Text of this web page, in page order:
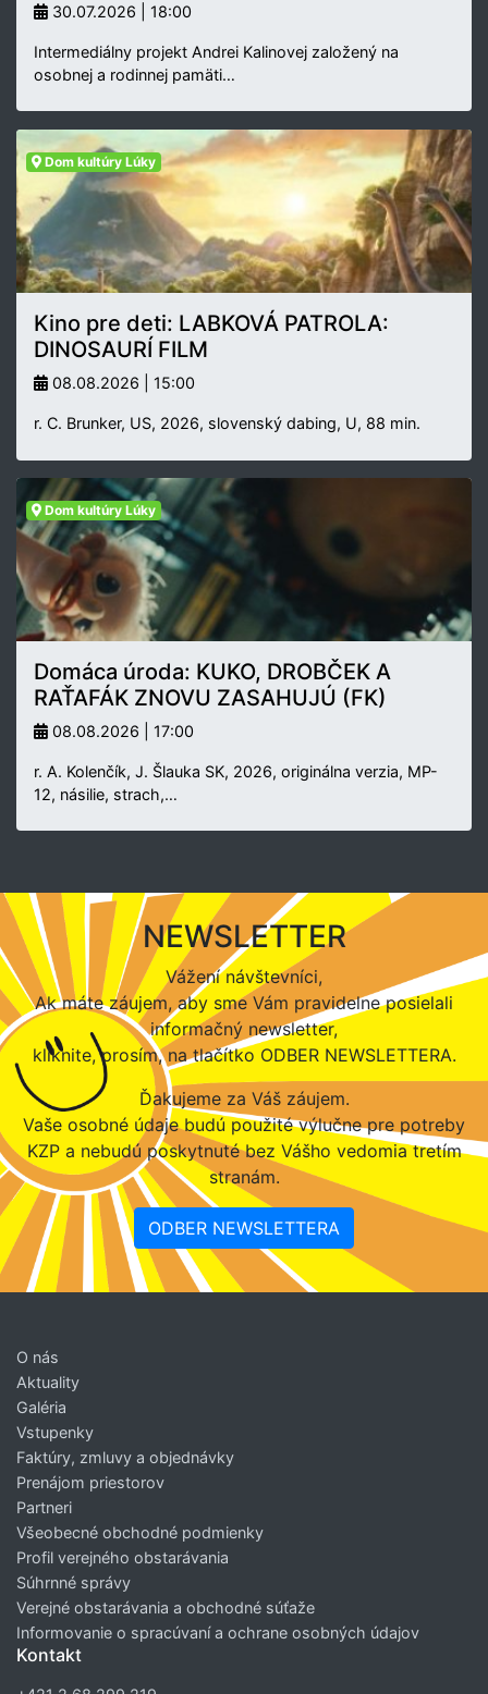
30.07.2026 | 18:00
Intermediálny projekt Andrei Kalinovej založený na
osobnej a rodinnej pamäti…
Dom kultúry Lúky
Kino pre deti: LABKOVÁ PATROLA:
DINOSAURÍ FILM
08.08.2026 | 15:00
r. C. Brunker, US, 2026, slovenský dabing, U, 88 min.
Dom kultúry Lúky
Domáca úroda: KUKO, DROBČEK A
RAŤAFÁK ZNOVU ZASAHUJÚ (FK)
08.08.2026 | 17:00
r. A. Kolenčík, J. Šlauka SK, 2026, originálna verzia, MP-
12, násilie, strach,…
NEWSLETTER
Vážení návštevníci,
Ak máte záujem, aby sme Vám pravidelne posielali
informačný newsletter,
kliknite, prosím, na tlačítko ODBER NEWSLETTERA.
Ďakujeme za Váš záujem.
Vaše osobné údaje budú použité výlučne pre potreby
KZP a nebudú poskytnuté bez Vášho vedomia tretím
stranám.
ODBER NEWSLETTERA
O nás
Aktuality
Galéria
Vstupenky
Faktúry, zmluvy a objednávky
Prenájom priestorov
Partneri
Všeobecné obchodné podmienky
Profil verejného obstarávania
Súhrnné správy
Verejné obstarávania a obchodné súťaže
Informovanie o spracúvaní a ochrane osobných údajov
Kontakt